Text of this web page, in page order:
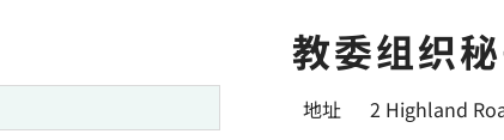
教委组织
地址 2 Highland